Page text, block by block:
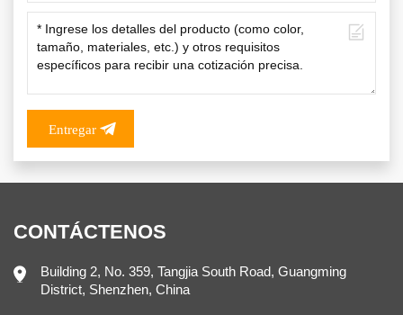
Entregar
CONTÁCTENOS
Building 2, No. 359, Tangjia South Road, Guangming
District, Shenzhen, China